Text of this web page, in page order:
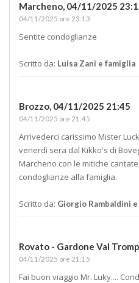
Marcheno, 04/11/2025
04/11/2025 ore 23:13
Sentite condoglianze
Scritto da: Luisa Zani e famiglia
Brozzo, 04/11/2025 21:45
04/11/2025 ore 21:45
Arrivederci carissimo Mister
venerdì sera dal Kikko's di
Marcheno con le mitiche
condoglianze alla famiglia.
Scritto da: Giorgio Rambaldini
Rovato - Gardone Val
04/11/2025 ore 21:15
Fai buon viaggio Mr. Luky....